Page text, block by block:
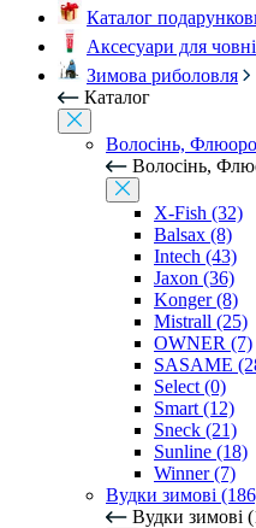
Каталог
Аксесуари для
Зимова риболовля
Каталог
Волосінь,
Волосінь,
X-Fish (32)
Balsax (8)
Intech (43)
Jaxon (36)
Konger (8)
Mistrall (25)
OWNER (7)
SASAME
Select (0)
Smart (12)
Sneck (21)
Sunline (18)
Winner (7)
Вудки зимові
Вудки зимові